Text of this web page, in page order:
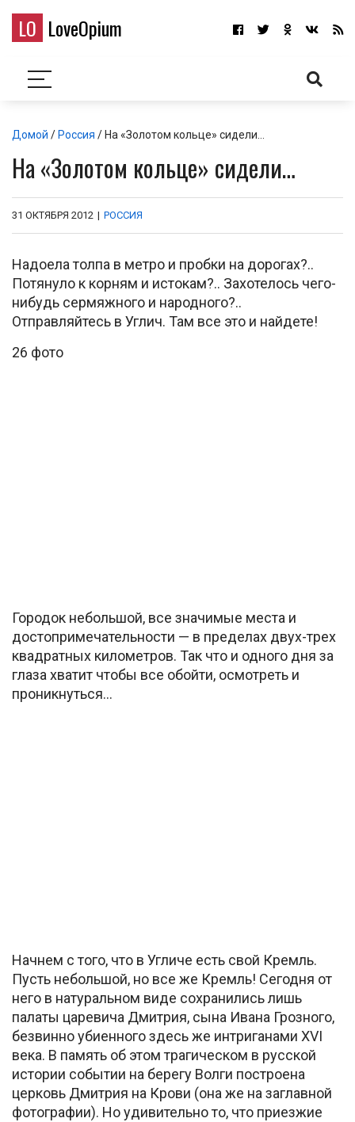
LO LoveOpium
Домой / Россия / На «Золотом кольце» сидели…
На «Золотом кольце» сидели…
31 ОКТЯБРЯ 2012 | РОССИЯ
Надоела толпа в метро и пробки на дорогах?..
Потянуло к корням и истокам?.. Захотелось чего-
нибудь сермяжного и народного?..
Отправляйтесь в Углич. Там все это и найдете!
26 фото
Городок небольшой, все значимые места и
достопримечательности — в пределах двух-трех
квадратных километров. Так что и одного дня за
глаза хватит чтобы все обойти, осмотреть и
проникнуться…
Начнем с того, что в Угличе есть свой Кремль.
Пусть небольшой, но все же Кремль! Сегодня от
него в натуральном виде сохранились лишь
палаты царевича Дмитрия, сына Ивана Грозного,
безвинно убиенного здесь же интриганами XVI
века. В память об этом трагическом в русской
истории событии на берегу Волги построена
церковь Дмитрия на Крови (она же на заглавной
фотографии). Но удивительно то, что приезжие